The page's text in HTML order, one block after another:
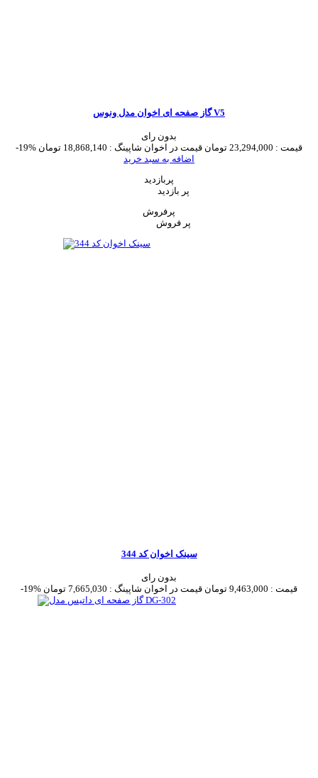
گاز صفحه ای اخوان مدل ونوس V5
بدون رای
-19%
قیمت : 23,294,000 تومان قیمت در اخوان شاپینگ : 18,868,140 تومان
اضافه به سبد خرید
پربازدید
پر بازدید
پرفروش
سینک اخوان کد 344
بدون رای
-19%
قیمت : 9,463,000 تومان قیمت در اخوان شاپینگ : 7,665,030 تومان